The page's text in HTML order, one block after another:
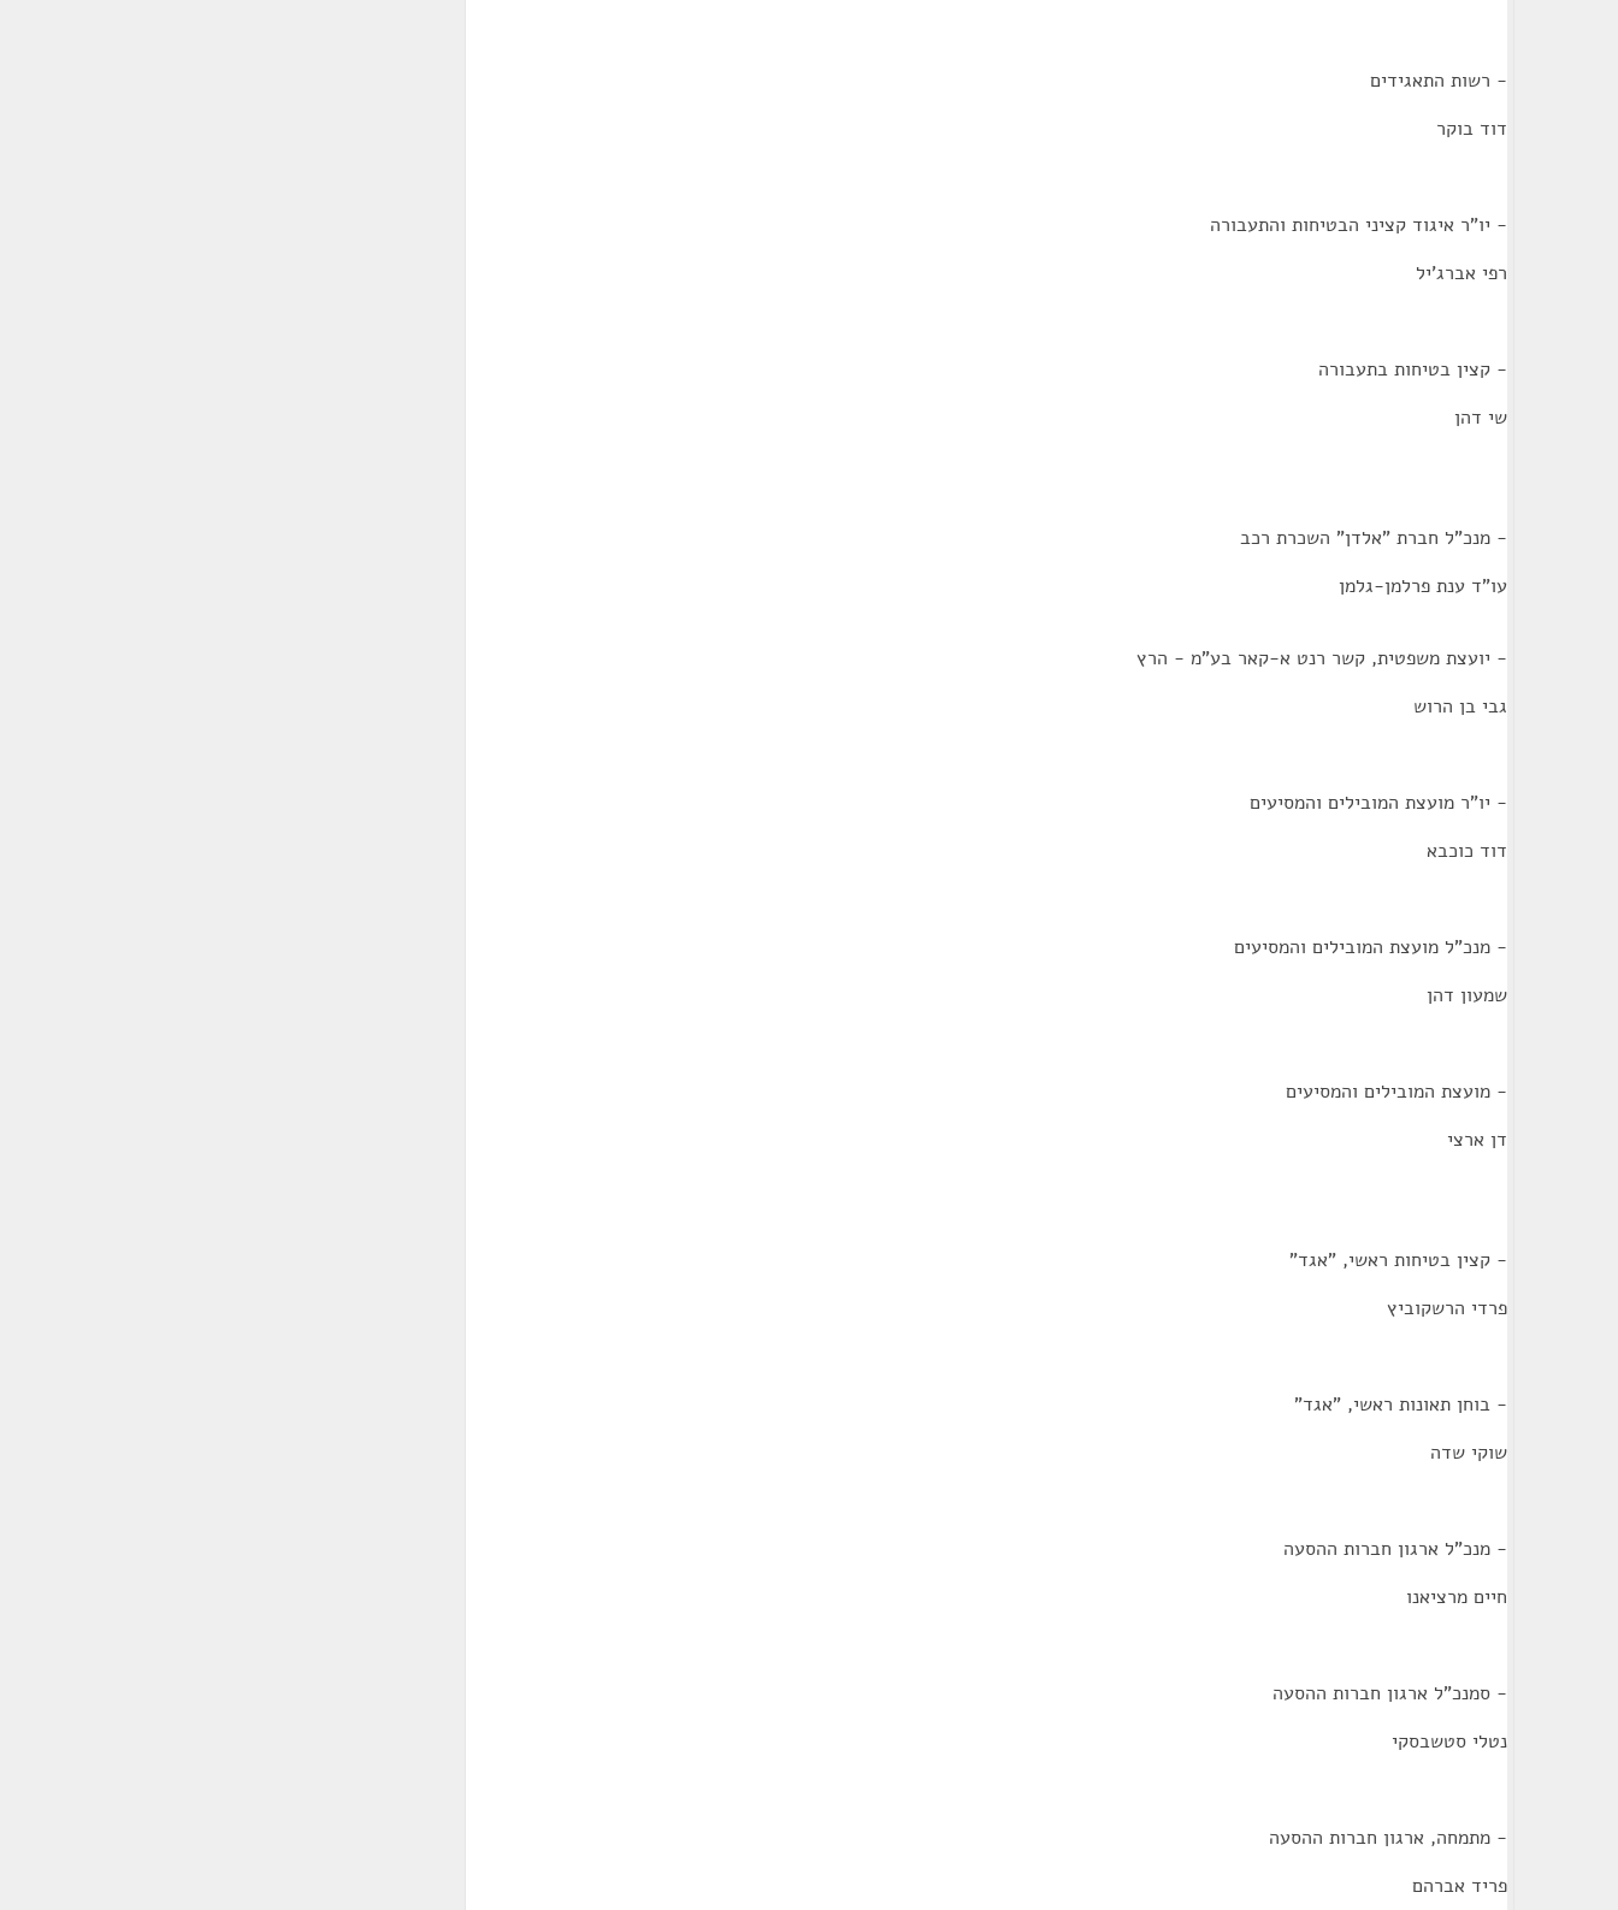
- רשות התאגידים
דוד בוקר
- יו"ר איגוד קציני הבטיחות והתעבורה
רפי אברג'יל
- קצין בטיחות בתעבורה
שי דהן
- מנכ"ל חברת "אלדן" השכרת רכב
עו"ד ענת פרלמן-גלמן
- יועצת משפטית, קשר רנט א-קאר בע"מ - הרץ
גבי בן הרוש
- יו"ר מועצת המובילים והמסיעים
דוד כוכבא
- מנכ"ל מועצת המובילים והמסיעים
שמעון דהן
- מועצת המובילים והמסיעים
דן ארצי
- קצין בטיחות ראשי, "אגד"
פרדי הרשקוביץ
- בוחן תאונות ראשי, "אגד"
שוקי שדה
- מנכ"ל ארגון חברות ההסעה
חיים מרציאנו
- סמנכ"ל ארגון חברות ההסעה
נטלי סטשבסקי
- מתמחה, ארגון חברות ההסעה
פריד אברהם